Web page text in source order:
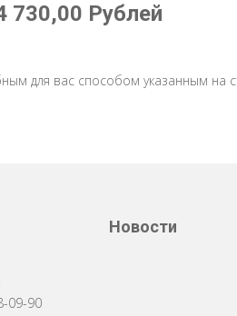
730,00 Рублей
для вас способом указанным на
09-90
Новости